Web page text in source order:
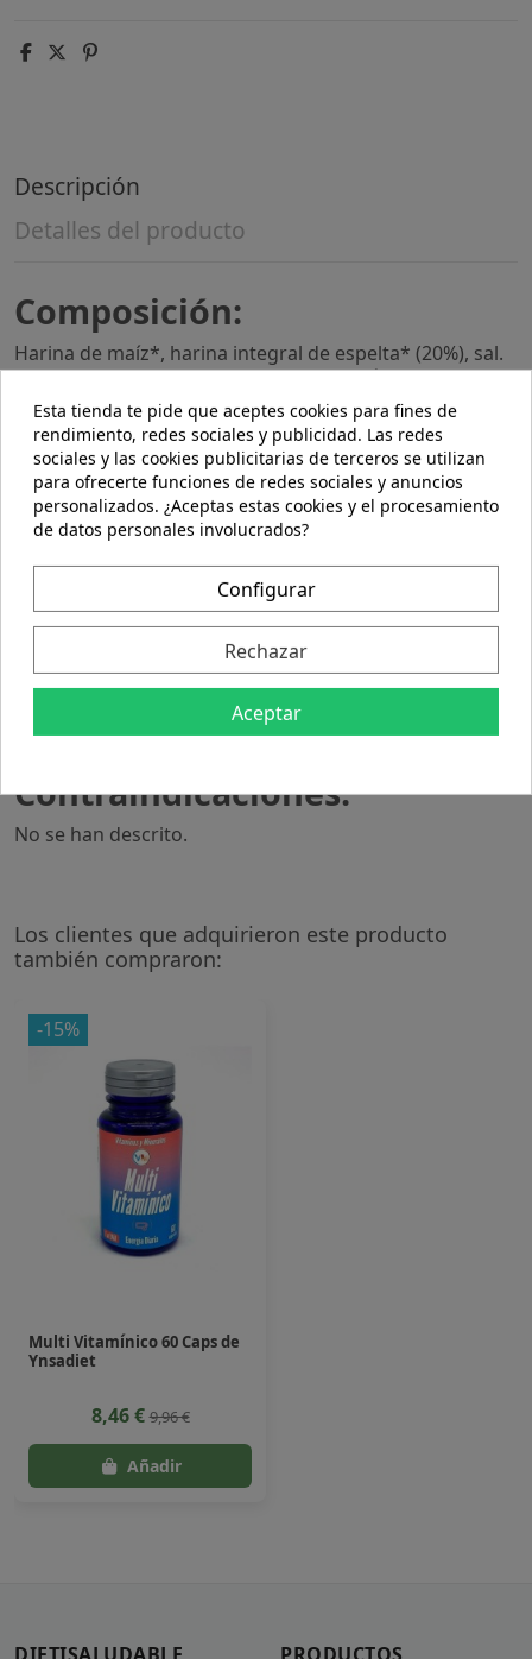
Descripción
Detalles del producto
Composición:
Harina de maíz*, harina integral de espelta* (20%), sal.
Valor nutricional por 100 g: Valor energético kcal.354
kJ.1500 Grasas: 1.600 g de las cuales, saturadas 0.300 g
Hidratos de carbono 74.000 g de los cuales, azúcares
0.500 g Fibra alimentaria 3.700 g Proteínas 9.000 g Sal
0.400 g (*)= De agricultura ecológica. + Puede contener
trazas de soja y sésamo.
Indicaciones:
Snack ligero y crujiente hecho con espelta y elaborado
sin añadir aceites, grasas, especias o queso. No está
frito y es ideal como aperitivo o para picar entre horas.
Posología:
Contraindicaciones:
No se han descrito.
Los clientes que adquirieron este producto
también compraron:
-15%
Multi Vitamínico 60 Caps de
Ynsadiet
8,46 €9,96 €
Esta tienda te pide que aceptes cookies para fines de
rendimiento, redes sociales y publicidad. Las redes
sociales y las cookies publicitarias de terceros se utilizan
para ofrecerte funciones de redes sociales y anuncios
personalizados. ¿Aceptas estas cookies y el procesamiento
de datos personales involucrados?
Configurar
Rechazar
Aceptar